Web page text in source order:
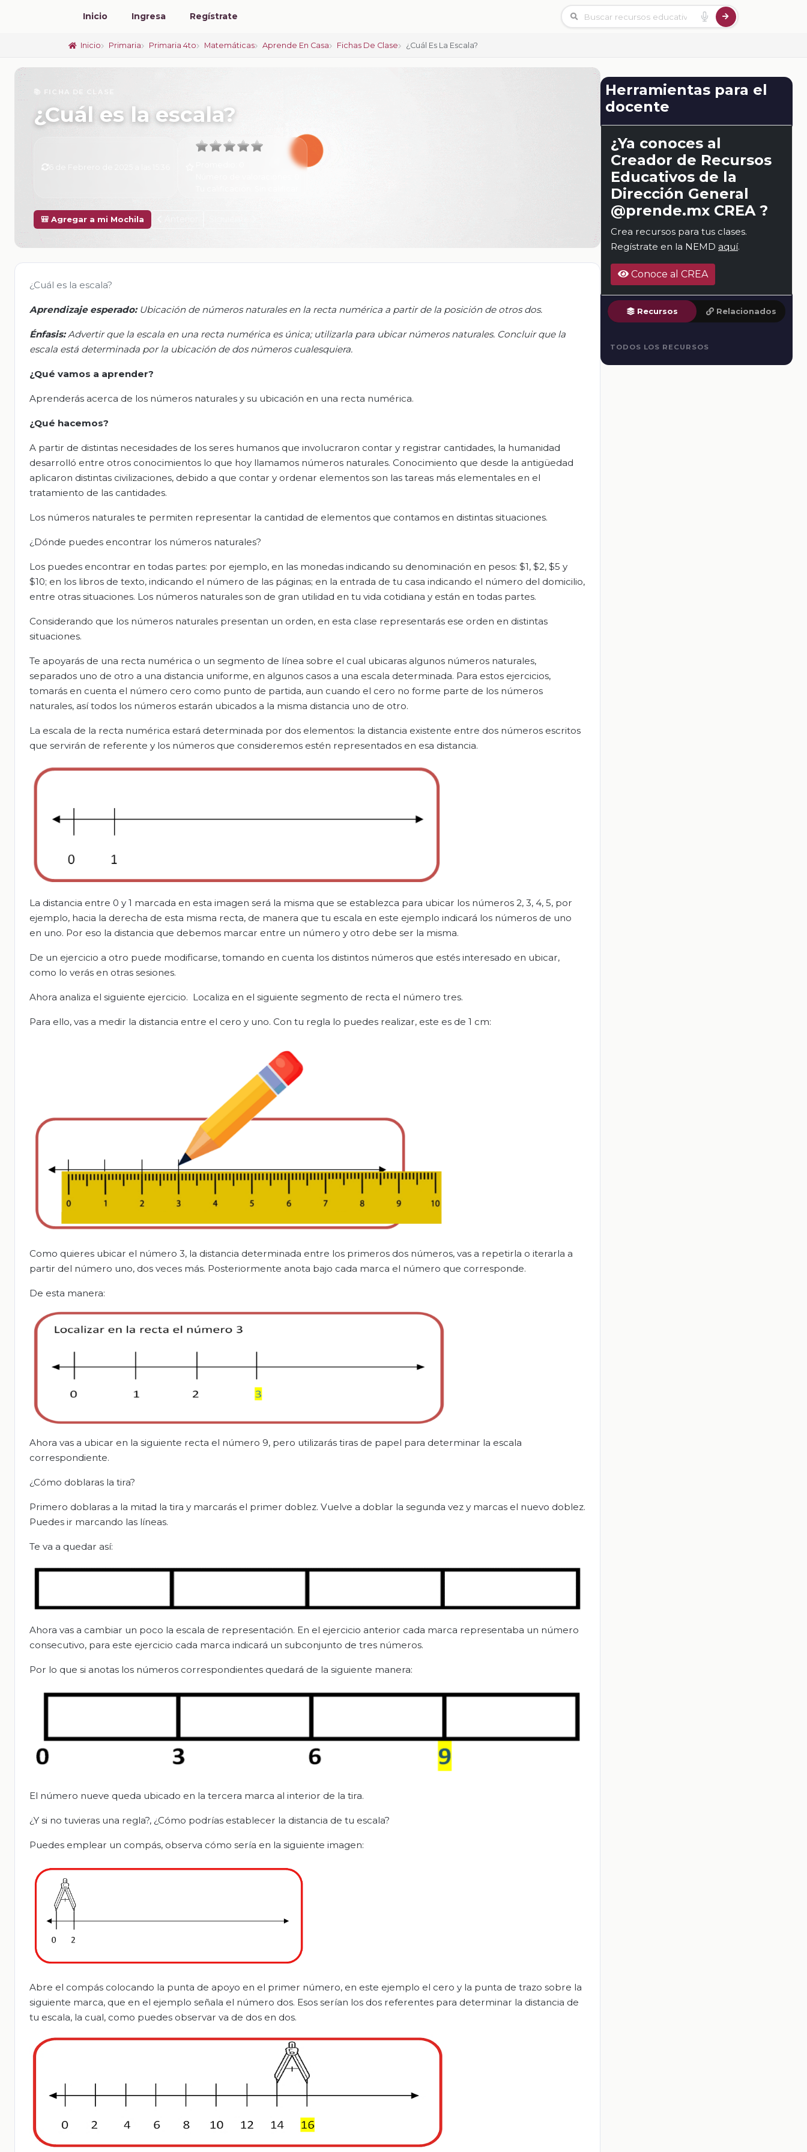
Inicio Ingresa Regístrate
Inicio Primaria Primaria 4to Matemáticas Aprende En Casa Fichas De Clase ¿Cuál Es La Escala?
📚 FICHA DE CLASE
¿Cuál es la escala?
🎒 Agregar a mi Mochila
¿Cuál es la escala?
Aprendizaje esperado: Ubicación de números naturales en la recta numérica a partir de la posición de otros dos.
Énfasis:Advertir que la escala en una recta numérica es única; utilizarla para ubicar números naturales. Concluir que la
escala está determinada por la ubicación de dos números cualesquiera.
¿Qué vamos a aprender?
Aprenderás acerca de los números naturales y su ubicación en una recta numérica.
¿Qué hacemos?
A partir de distintas necesidades de los seres humanos que involucraron contar y registrar cantidades, la humanidad
desarrolló entre otros conocimientos lo que hoy llamamos números naturales. Conocimiento que desde la antigüedad
aplicaron distintas civilizaciones, debido a que contar y ordenar elementos son las tareas más elementales en el
tratamiento de las cantidades.
Los números naturales te permiten representar la cantidad de elementos que contamos en distintas situaciones.
¿Dónde puedes encontrar los números naturales?
Los puedes encontrar en todas partes: por ejemplo, en las monedas indicando su denominación en pesos: $1, $2, $5 y
$10; en los libros de texto, indicando el número de las páginas; en la entrada de tu casa indicando el número del domicilio,
entre otras situaciones. Los números naturales son de gran utilidad en tu vida cotidiana y están en todas partes.
Considerando que los números naturales presentan un orden, en esta clase representarás ese orden en distintas
situaciones.
Te apoyarás de una recta numérica o un segmento de línea sobre el cual ubicaras algunos números naturales,
separados uno de otro a una distancia uniforme, en algunos casos a una escala determinada. Para estos ejercicios,
tomarás en cuenta el número cero como punto de partida, aun cuando el cero no forme parte de los números
naturales, así todos los números estarán ubicados a la misma distancia uno de otro.
La escala de la recta numérica estará determinada por dos elementos: la distancia existente entre dos números escritos
que servirán de referente y los números que consideremos estén representados en esa distancia.
La distancia entre 0 y 1 marcada en esta imagen será la misma que se establezca para ubicar los números 2, 3, 4, 5, por
ejemplo, hacia la derecha de esta misma recta, de manera que tu escala en este ejemplo indicará los números de uno
en uno. Por eso la distancia que debemos marcar entre un número y otro debe ser la misma.
De un ejercicio a otro puede modificarse, tomando en cuenta los distintos números que estés interesado en ubicar,
como lo verás en otras sesiones.
Ahora analiza el siguiente ejercicio. Localiza en el siguiente segmento de recta el número tres.
Para ello, vas a medir la distancia entre el cero y uno. Con tu regla lo puedes realizar, este es de 1 cm:
Como quieres ubicar el número 3, la distancia determinada entre los primeros dos números, vas a repetirla o iterarla a
partir del número uno, dos veces más. Posteriormente anota bajo cada marca el número que corresponde.
De esta manera:
Ahora vas a ubicar en la siguiente recta el número 9, pero utilizarás tiras de papel para determinar la escala
correspondiente.
¿Cómo doblaras la tira?
Primero doblaras a la mitad la tira y marcarás el primer doblez. Vuelve a doblar la segunda vez y marcas el nuevo doblez.
Puedes ir marcando las líneas.
Te va a quedar así:
Ahora vas a cambiar un poco la escala de representación. En el ejercicio anterior cada marca representaba un número
consecutivo, para este ejercicio cada marca indicará un subconjunto de tres números.
Por lo que si anotas los números correspondientes quedará de la siguiente manera:
El número nueve queda ubicado en la tercera marca al interior de la tira.
¿Y si no tuvieras una regla?, ¿Cómo podrías establecer la distancia de tu escala?
Puedes emplear un compás, observa cómo sería en la siguiente imagen:
Abre el compás colocando la punta de apoyo en el primer número, en este ejemplo el cero y la punta de trazo sobre la
siguiente marca, que en el ejemplo señala el número dos. Esos serían los dos referentes para determinar la distancia de
tu escala, la cual, como puedes observar va de dos en dos.
Herramientas para el
docente
¿Ya conoces al
Creador de Recursos
Educativos de la
Dirección General
@prende.mx CREA ?
Crea recursos para tus clases.
Regístrate en la NEMD aquí.
Conoce al CREA
Recursos Relacionados
TODOS LOS RECURSOS